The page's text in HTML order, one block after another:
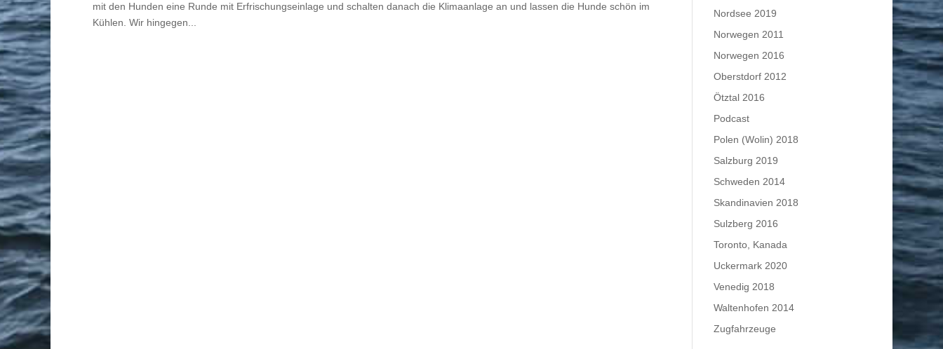
mit den Hunden eine Runde mit Erfrischungseinlage und schalten danach die Klimaanlage an und lassen die Hunde schön im
Kühlen. Wir hingegen...
Nordsee 2019
Norwegen 2011
Norwegen 2016
Oberstdorf 2012
Ötztal 2016
Podcast
Polen (Wolin) 2018
Salzburg 2019
Schweden 2014
Skandinavien 2018
Sulzberg 2016
Toronto, Kanada
Uckermark 2020
Venedig 2018
Waltenhofen 2014
Zugfahrzeuge